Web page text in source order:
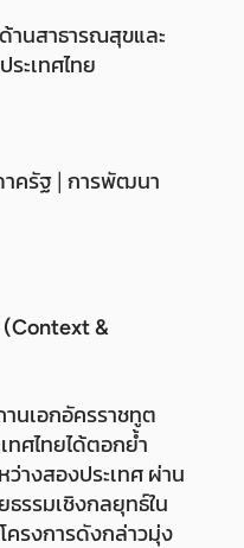
านสาธารณสุขและ
ะเทศไทย
าครัฐ | การพัฒนา
(Context &
นเอกอัครราชทูต
ทศไทยได้ตอกย้ำ
างสองประเทศ ผ่าน
รรมเชิงกลยุทธ์ใน
ครงการดังกล่าวมุ่ง